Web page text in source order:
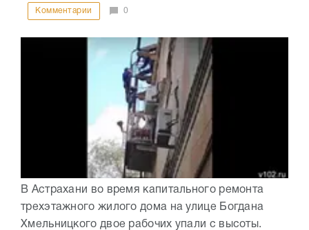
Комментарии 0
В Астрахани во время капитального ремонта
трехэтажного жилого дома на улице Богдана
Хмельницкого двое рабочих упали с высоты.